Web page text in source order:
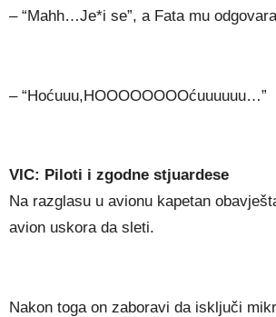
– “Mahh…Je*i se”, a Fata mu
– “Hoćuuu,HOOOOOOOOćuuuuuu…”
VIC: Piloti i zgodne stjuardese
Na razglasu u avionu kapetan
avion uskora da sleti.
Nakon toga on zaboravi da isključi